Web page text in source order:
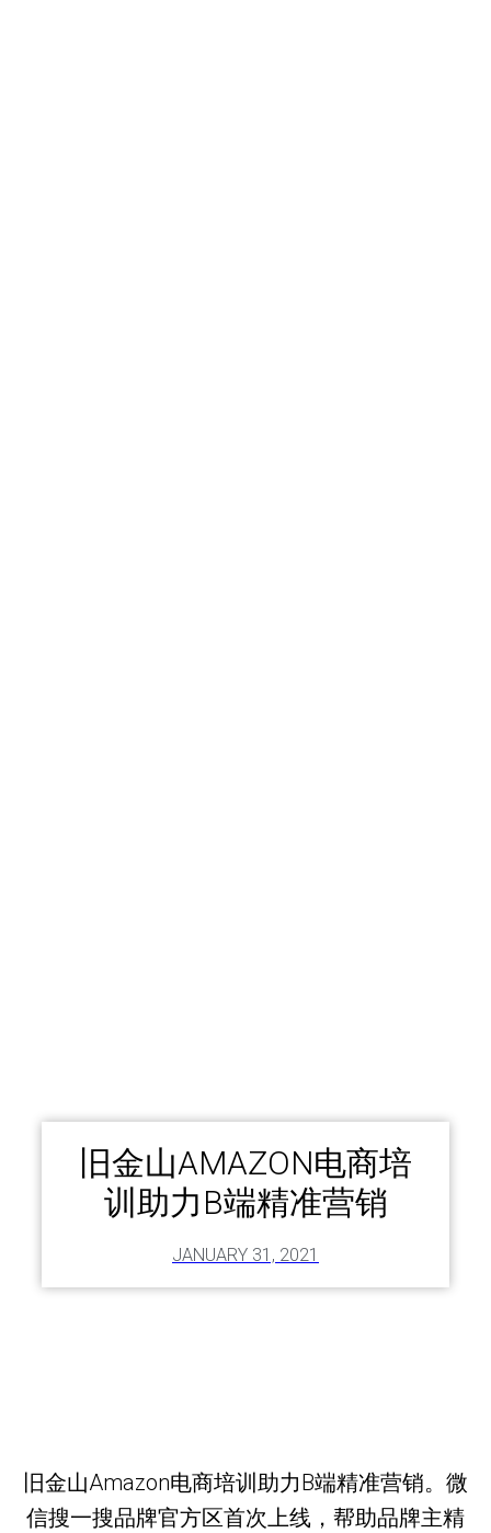
旧金山AMAZON电商培
训助力B端精准营销
JANUARY 31, 2021
旧金山Amazon电商培训助力B端精准营销。微
信搜一搜品牌官方区首次上线，帮助品牌主精